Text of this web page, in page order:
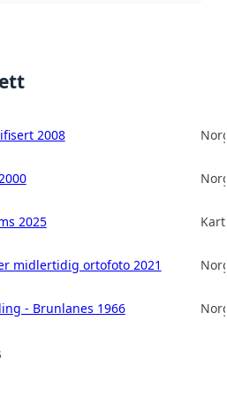
2008
2025
midlertidig ortofoto 2021
- Brunlanes 1966